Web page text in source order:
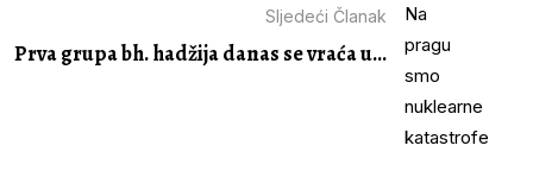
Sljedeći Članak
Prva grupa bh. hadžija danas se vraća u...